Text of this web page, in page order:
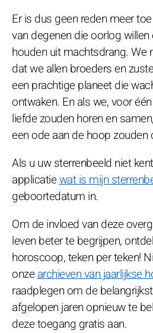
Er is dus geen reden meer
van degenen die oorlog
houden uit machtsdrang. We
dat we allen broeders en
een prachtige planeet die
ontwaken. En als we, voor
liefde zouden horen en
een ode aan de hoop zouden
Als u uw sterrenbeeld niet
applicatiewat is mijn
geboortedatum in.
Om de invloed van deze
leven beter te begrijpen,
horoscoop, teken per teken!
onzearchieven van jaarlijkse
raadplegen om de
afgelopen jaren opnieuw te
deze toegang gratis aan.